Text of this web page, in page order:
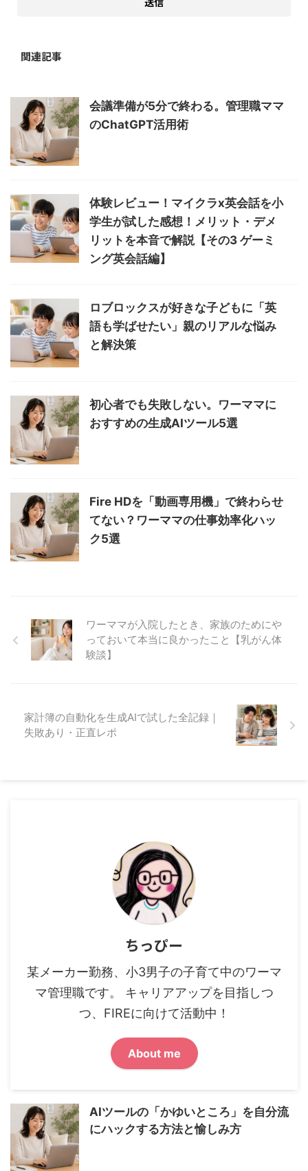
関連記事
会議準備が5分で終わる。管理職ママ
のChatGPT活用術
体験レビュー！マイクラx英会話を小
学生が試した感想！メリット・デメ
リットを本音で解説【その3 ゲーミ
ング英会話編】
ロブロックスが好きな子どもに「英
語も学ばせたい」親のリアルな悩み
と解決策
初心者でも失敗しない。ワーママに
おすすめの生成AIツール5選
Fire HDを「動画専用機」で終わらせ
てない？ワーママの仕事効率化ハッ
ク5選
ワーママが入院したとき、家族のためにや
っておいて本当に良かったこと【乳がん体
験談】
家計簿の自動化を生成AIで試した全記録｜
失敗あり・正直レポ
ちっぴー
某メーカー勤務、小3男子の子育て中のワーマ
マ管理職です。 キャリアアップを目指しつ
つ、FIREに向けて活動中！
About me
AIツールの「かゆいところ」を自分流
にハックする方法と愉しみ方